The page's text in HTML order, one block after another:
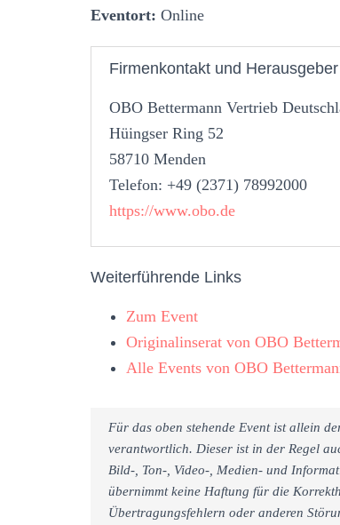
Eventort: Online
Firmenkontakt und
OBO Bettermann Vertrieb
Hüingser Ring 52
58710 Menden
Telefon: +49 (2371) 78992000
https://www.obo.de
Weiterführende Links
Zum Event
Originalinserat von OBO
Alle Events von OBO
Für das oben stehende Event ist allein
verantwortlich. Dieser ist in der Regel
Bild-, Ton-, Video-, Medien- und
übernimmt keine Haftung für die
Übertragungsfehlern oder anderen